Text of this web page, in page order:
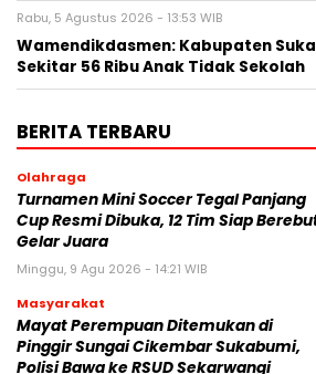
Rabu, 5 Agustus 2026 - 13:53 WIB
Wamendikdasmen: Kabupaten
Sekitar 56 Ribu Anak Tidak Sekolah
BERITA TERBARU
Olahraga
Turnamen Mini Soccer Tegal Panjang
Cup Resmi Dibuka, 12 Tim Siap
Gelar Juara
Minggu, 9 Agu 2026 - 14:21 WIB
Masyarakat
‎Mayat Perempuan Ditemukan di
Pinggir Sungai Cikembar Sukabumi,
Polisi Bawa ke RSUD Sekarwangi‎